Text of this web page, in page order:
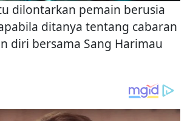
dilontarkan pemain berusia
ditanya tentang cabaran
diri bersama Sang Harimau